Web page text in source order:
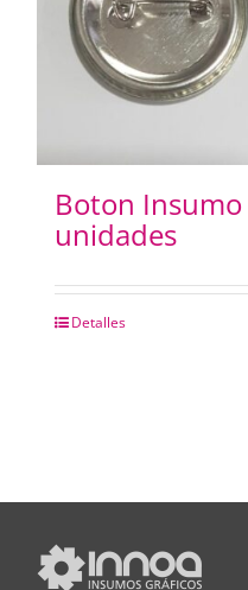
Boton
unidades
Detalles